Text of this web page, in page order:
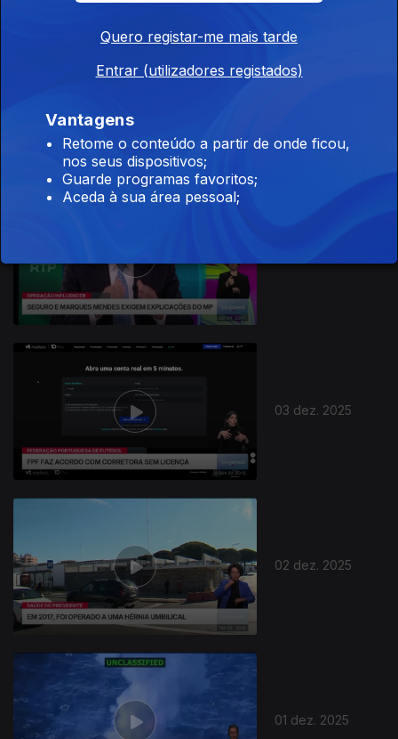
03 dez. 2025
02 dez. 2025
01 dez. 2025
Quero registar-me mais tarde
Entrar (utilizadores registados)
Vantagens
Retome o conteúdo a partir de onde ficou,
nos seus dispositivos;
Guarde programas favoritos;
Aceda à sua área pessoal;